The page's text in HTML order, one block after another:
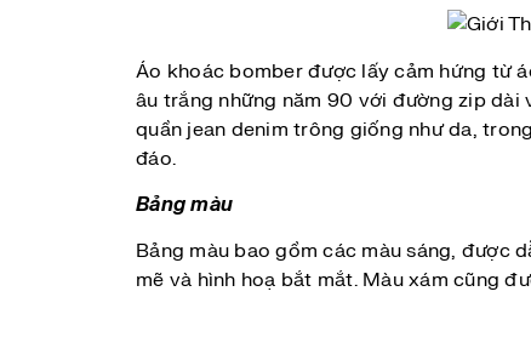
Áo khoác bomber được lấy cảm hứng từ
âu trắng những năm 90 với đường zip dài
quần jean denim trông giống như da,
đáo.
Bảng màu
Bảng màu bao gồm các màu sáng, được
mẽ và hình hoạ bắt mắt. Màu xám cũng